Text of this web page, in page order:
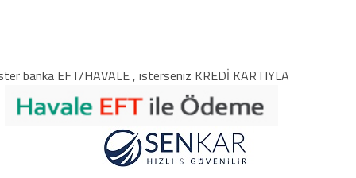
banka EFT/HAVALE , isterseniz KREDİ KARTIYLA